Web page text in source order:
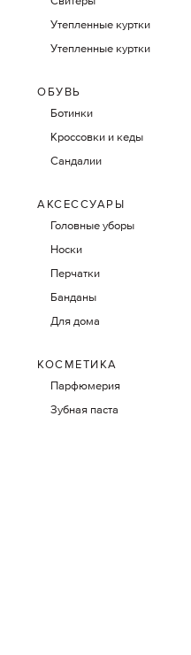
Утепленные куртки
Утепленные куртки
ОБУВЬ
Ботинки
Кроссовки и кеды
Сандалии
АКСЕССУАРЫ
Головные уборы
Носки
Перчатки
Банданы
Для дома
КОСМЕТИКА
Парфюмерия
Зубная паста